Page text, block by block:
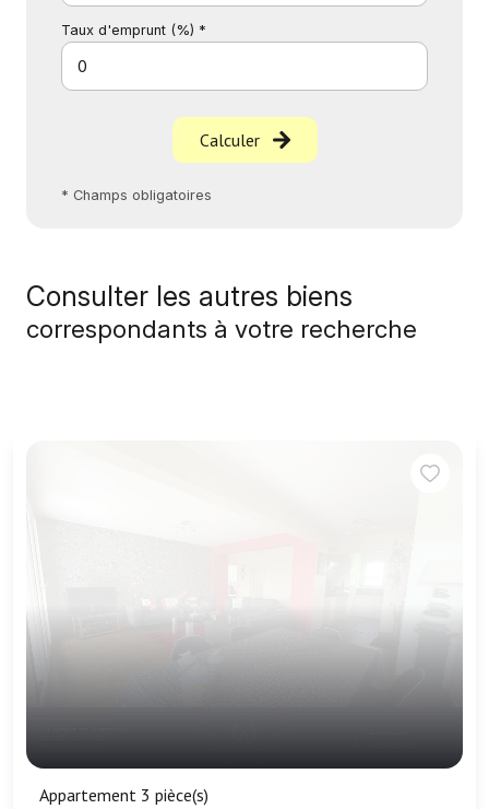
Taux d'emprunt (%) *
Calculer
* Champs obligatoires
Consulter les autres biens
correspondants à votre recherche
Appartement 3 pièce(s)